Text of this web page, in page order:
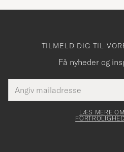
TILMELD DIG TIL
Få nyheder og
mailadresse
skal
Tack
för
LÆS MERE